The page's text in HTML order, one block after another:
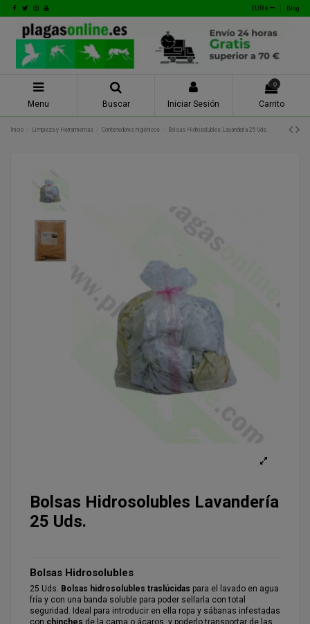
EUR € Blog
Menu Buscar Iniciar Sesión
0
Carrito
Inicio Limpieza y Herramientas Contenedores higiénicos Bolsas Hidrosolubles Lavandería 25 Uds.
Bolsas Hidrosolubles Lavandería
25 Uds.
Bolsas Hidrosolubles
25 Uds. Bolsas hidrosolubles traslúcidas para el lavado en agua
fría y con una banda soluble para poder sellarla con total
seguridad. Ideal para introducir en ella ropa y sábanas infestadas
con chinches de la cama o ácaros, y poderlo transportar de las